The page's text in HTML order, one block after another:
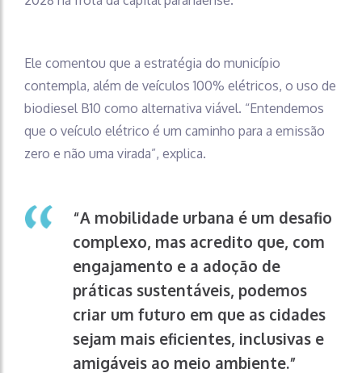
Ele comentou que a estratégia do município
contempla, além de veículos 100% elétricos, o uso de
biodiesel B10 como alternativa viável. “Entendemos
que o veículo elétrico é um caminho para a emissão
zero e não uma virada”, explica.
“A mobilidade urbana é um desafio
complexo, mas acredito que, com
engajamento e a adoção de
práticas sustentáveis, podemos
criar um futuro em que as cidades
sejam mais eficientes, inclusivas e
amigáveis ao meio ambiente.”